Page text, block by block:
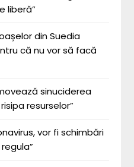
liberă”
din Suedia
că nu vor să facă
sinuciderea
resurselor”
vor fi schimbări